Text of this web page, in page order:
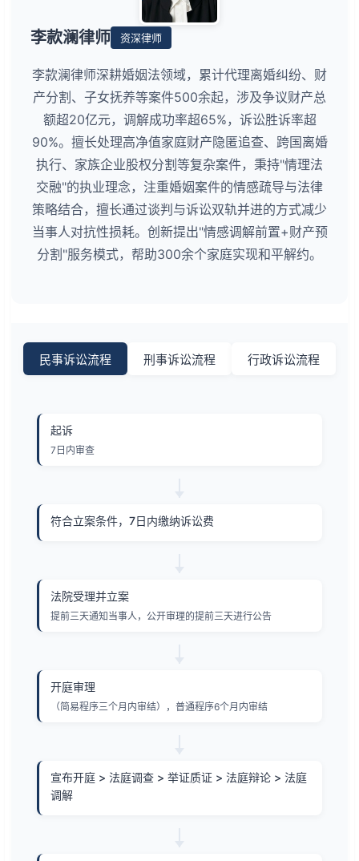
李款澜律师 资深律师
李款澜律师深耕婚姻法领域，累计代理离婚纠纷、财
产分割、子女抚养等案件500余起，涉及争议财产总
额超20亿元，调解成功率超65%，诉讼胜诉率超
90%。擅长处理高净值家庭财产隐匿追查、跨国离婚
执行、家族企业股权分割等复杂案件，秉持"情理法
交融"的执业理念，注重婚姻案件的情感疏导与法律
策略结合，擅长通过谈判与诉讼双轨并进的方式减少
当事人对抗性损耗。创新提出"情感调解前置+财产预
分割"服务模式，帮助300余个家庭实现和平解约。
民事诉讼流程 刑事诉讼流程 行政诉讼流程
起诉
7日内审查
符合立案条件，7日内缴纳诉讼费
法院受理并立案
提前三天通知当事人，公开审理的提前三天进行公告
开庭审理
（简易程序三个月内审结），普通程序6个月内审结
宣布开庭 > 法庭调查 > 举证质证 > 法庭辩论 > 法庭
调解